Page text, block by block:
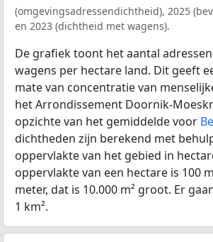
(omgevingsadressendichtheid), 2025
en 2023 (dichtheid met wagens).
De grafiek toont het aantal
wagens per hectare land. Dit geeft
mate van concentratie van
het Arrondissement Doornik-
opzichte van het gemiddelde voor
dichtheden zijn berekend met
oppervlakte van het gebied in
oppervlakte van een hectare is 100
meter, dat is 10.000 m² groot. Er
1 km².